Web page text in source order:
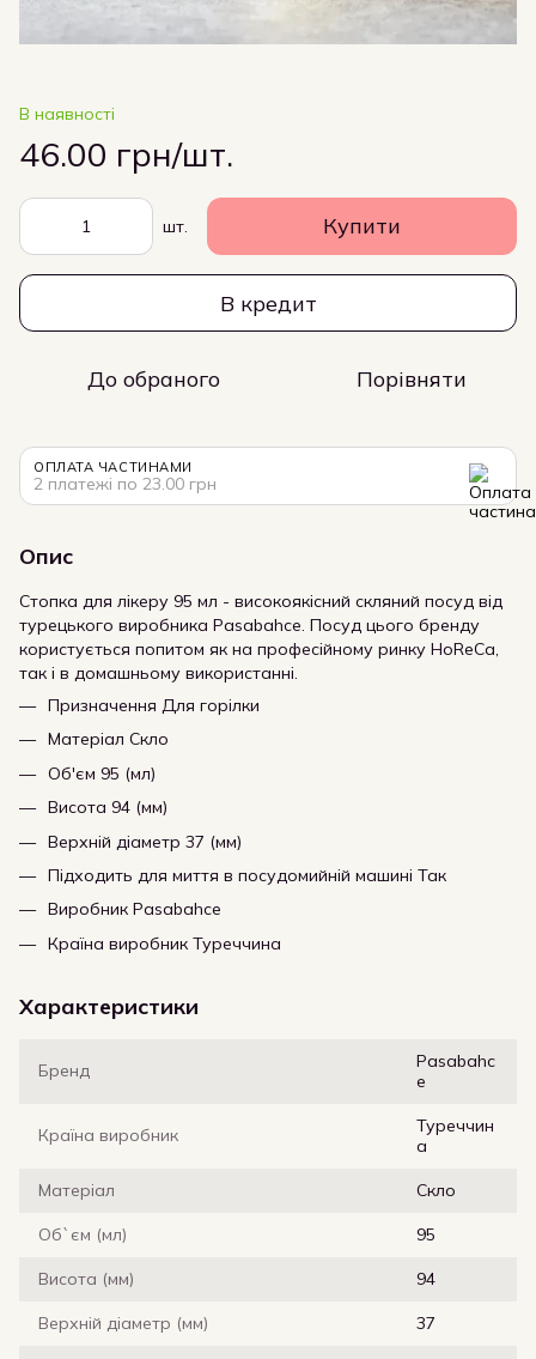
В наявності
46.00 грн/шт.
шт. Купити
В кредит
До обраного Порівняти
ОПЛАТА ЧАСТИНАМИ
2 платежі по 23.00 грн
Опис
Стопка для лікеру 95 мл - високоякісний скляний посуд від
турецького виробника Pasabahce. Посуд цього бренду
користується попитом як на професійному ринку HoReCa,
так і в домашньому використанні.
Призначення Для горілки
Матеріал Скло
Об'єм 95 (мл)
Висота 94 (мм)
Верхній діаметр 37 (мм)
Підходить для миття в посудомийній машині Так
Виробник Pasabahce
Країна виробник Туреччина
Характеристики
Бренд
Pasabahc
e
Країна виробник
Туреччин
а
Матеріал Скло
Об`єм (мл) 95
Висота (мм) 94
Верхній діаметр (мм) 37